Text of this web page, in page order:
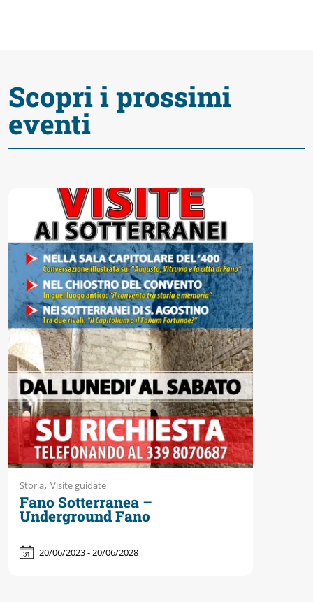
Scopri i prossimi
eventi
Storia, Visite guidate
Fano Sotterranea –
Underground Fano
20/06/2023 - 20/06/2028